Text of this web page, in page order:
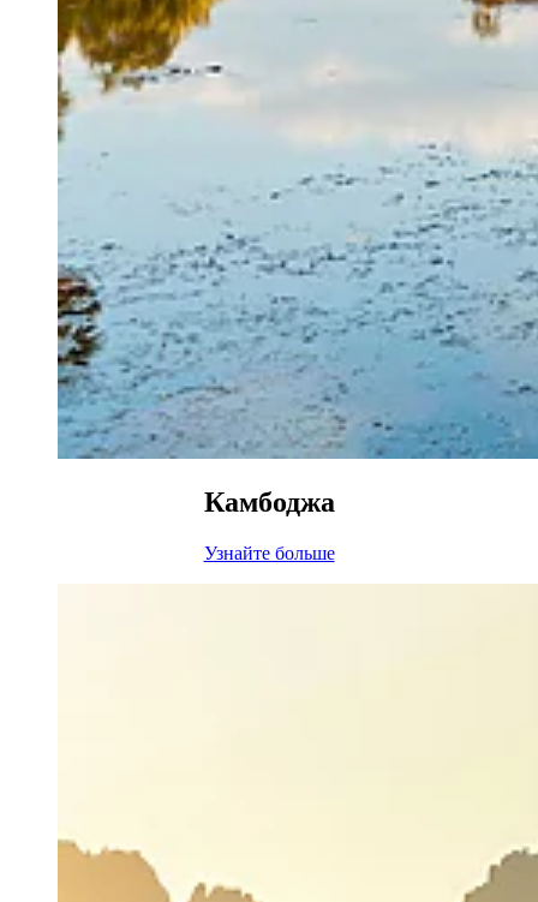
Камбоджа
Узнайте больше